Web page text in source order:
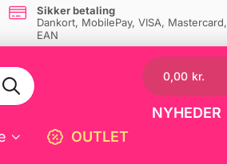
Sikker betaling
Dankort, MobilePay, VISA, Mastercard,
EAN
OUTLET
0,00 kr.
NYHEDER